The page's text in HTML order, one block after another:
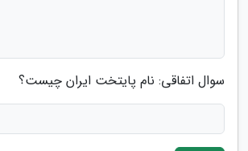
سوال اتفاقی: نام پایتخت ایران چیست؟